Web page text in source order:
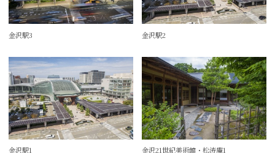
金沢駅3 金沢駅2
金沢駅1 金沢21世紀美術館・松涛庵1